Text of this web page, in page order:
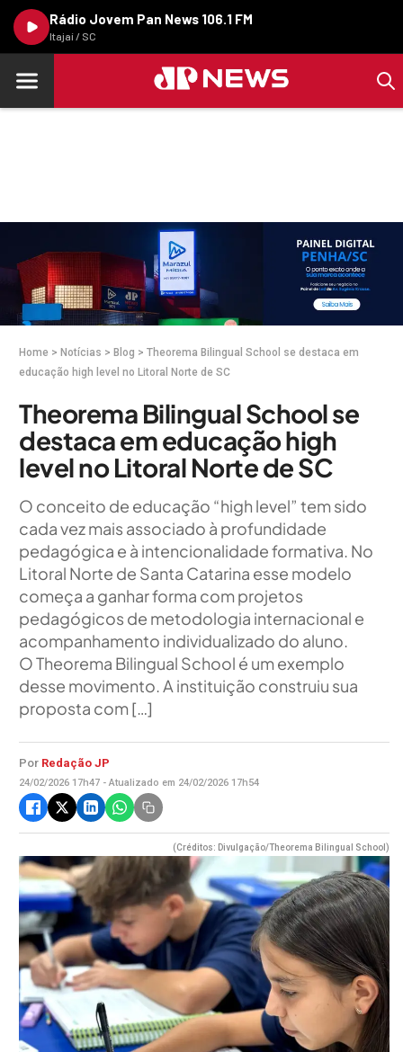
Rádio Jovem Pan News 106.1 FM
Itajaí / SC
Home > Notícias > Blog > Theorema Bilingual School se destaca em
educação high level no Litoral Norte de SC
Theorema Bilingual School se
destaca em educação high
level no Litoral Norte de SC
O conceito de educação “high level” tem sido
cada vez mais associado à profundidade
pedagógica e à intencionalidade formativa. No
Litoral Norte de Santa Catarina esse modelo
começa a ganhar forma com projetos
pedagógicos de metodologia internacional e
acompanhamento individualizado do aluno.
O Theorema Bilingual School é um exemplo
desse movimento. A instituição construiu sua
proposta com […]
Por Redação JP
24/02/2026 17h47 - Atualizado em 24/02/2026 17h54
(Créditos: Divulgação/Theorema Bilingual School)